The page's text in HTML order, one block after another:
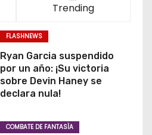
Trending
FLASHNEWS
Ryan Garcia suspendido
por un año: ¡Su victoria
sobre Devin Haney se
declara nula!
COMBATE DE FANTASÌA